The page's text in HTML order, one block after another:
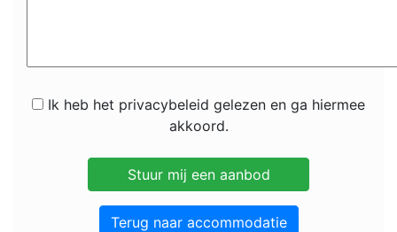
Ik heb het privacybeleid gelezen en ga hiermee
akkoord.
Terug naar accommodatie